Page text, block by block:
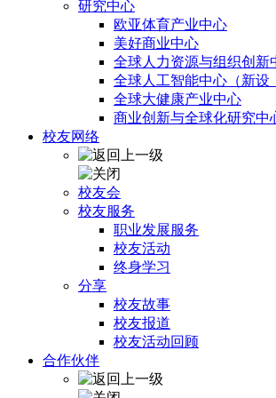
研究中心
欧亚体育产业中心
美好商业中心
全球人力资源与组织创新
全球人工智能中心（新设
全球大健康产业中心
商业创新与全球化研究中
校友网络
校友会
校友服务
职业发展服务
校友活动
终身学习
分享
校友故事
校友报道
校友活动回顾
合作伙伴